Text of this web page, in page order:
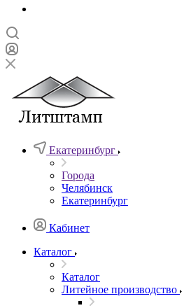
Екатеринбург
Города
Челябинск
Екатеринбург
Кабинет
Каталог
Каталог
Литейное производство